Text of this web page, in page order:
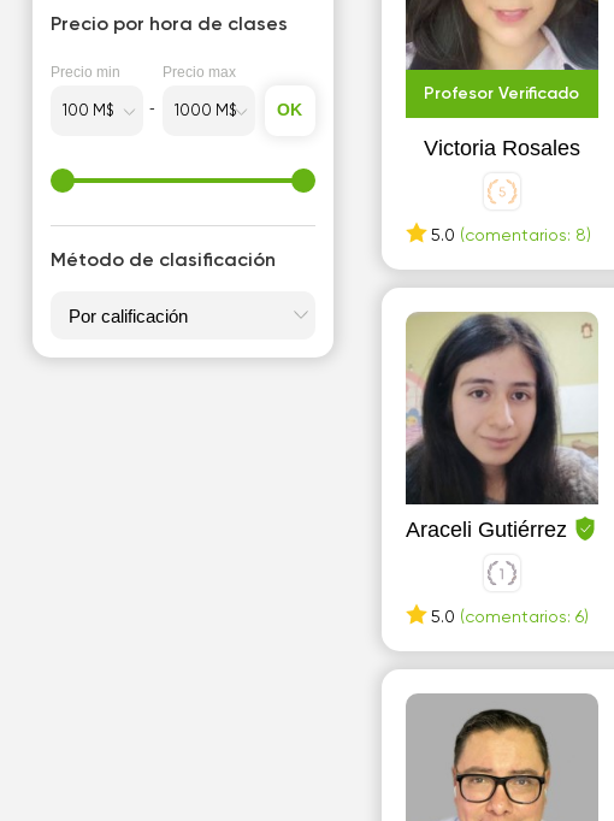
Profesor Verificado
Victoria Rosales
5.0 (comentarios: 8)
Araceli Gutiérrez
5.0 (comentarios: 6)
Mérida
Morelia
S
San Andrés Cholula
Precio por hora de clases
Precio min Precio max
OK
Método de clasificación